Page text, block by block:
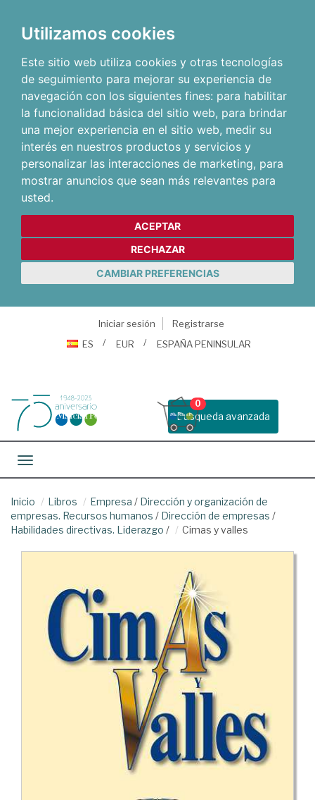
Utilizamos cookies
Este sitio web utiliza cookies y otras tecnologías
de seguimiento para mejorar su experiencia de
navegación con los siguientes fines: para habilitar
la funcionalidad básica del sitio web, para brindar
una mejor experiencia en el sitio web, medir su
interés en nuestros productos y servicios y
personalizar las interacciones de marketing, para
mostrar anuncios que sean más relevantes para
usted.
ACEPTAR
RECHAZAR
CAMBIAR PREFERENCIAS
Iniciar sesión
Registrarse
ES
EUR ESPAÑA PENINSULAR
Busqueda avanzada
0
Toggle navigation
Inicio Libros Empresa / Dirección y organización de
empresas. Recursos humanos / Dirección de empresas /
Habilidades directivas. Liderazgo / Cimas y valles